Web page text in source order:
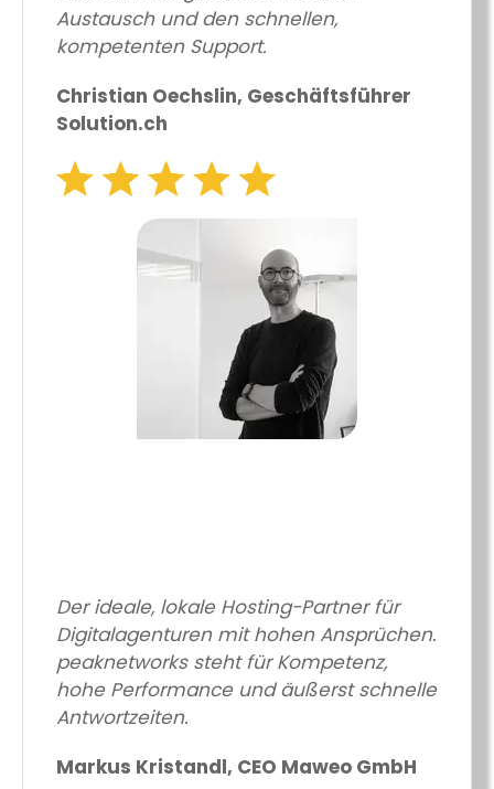
Austausch und den schnellen,
kompetenten Support.
Christian Oechslin, Geschäftsführer
Solution.ch
Der ideale, lokale Hosting-Partner für
Digitalagenturen mit hohen Ansprüchen.
peaknetworks steht für Kompetenz,
hohe Performance und äußerst schnelle
Antwortzeiten.
Markus Kristandl, CEO Maweo GmbH